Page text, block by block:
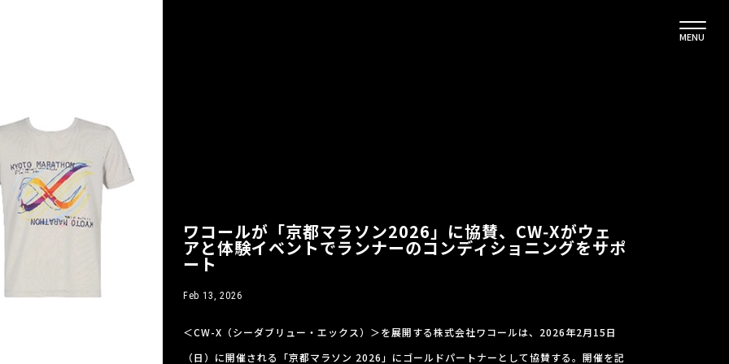
MENU
ワコールが「京都マラソン2026」に協賛、CW‑Xがウェ
アと体験イベントでランナーのコンディショニングをサポ
ート
Feb 13, 2026
＜CW-X（シーダブリュー・エックス）＞を展開する株式会社ワコールは、2026年2月15日
（日）に開催される「京都マラソン 2026」にゴールドパートナーとして協賛する。開催を記